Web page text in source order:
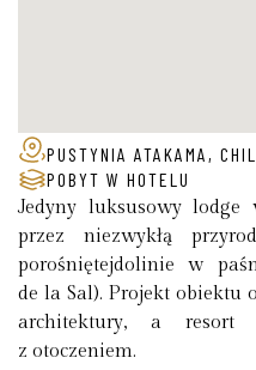
PUSTYNIA ATAKAMA,
POBYT W HOTELU
Jedyny luksusowy lodge
przez niezwykłą
porośniętejdolinie w
de la Sal). Projekt obiektu
architektury, a resort
z otoczeniem.